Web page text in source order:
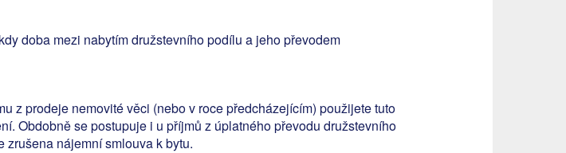
doba mezi nabytím družstevního podílu a jeho převodem
z prodeje nemovité věci (nebo v roce předcházejícím) použijete tuto
Obdobně se postupuje i u příjmů z úplatného převodu družstevního
zrušena nájemní smlouva k bytu.